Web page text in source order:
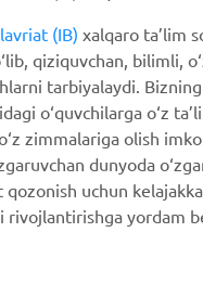
(IB) xalqaro ta’lim
qiziquvchan, bilimli,
tarbiyalaydi.
o‘quvchilarga o‘z
zimmalariga olish
dunyoda
qozonish uchun
rivojlantirishga yordam